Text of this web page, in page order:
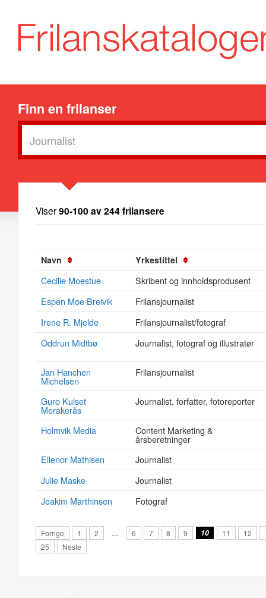
Finn en frilanser
Viser90-100 av 244 frilansere
Navn Yrkestittel
Cecilie Moestue
Skribent og innholdsprodusent
Espen Moe Breivik
Frilansjournalist
Irene R. Mjelde
Frilansjournalist/fotograf
Oddrun Midtbø
Journalist, fotograf og illustratør
Jan Hanchen
Michelsen
Frilansjournalist
Guro Kulset
Merakerås
Journalist, forfatter, fotoreporter
Holmvik Media Content Marketing &
årsberetninger
Ellenor Mathisen
Journalist
Julie Maske
Journalist
Joakim Marthinsen
Fotograf
Forrige 1 2 … 6 7 8 9 10 11 12
25
Neste